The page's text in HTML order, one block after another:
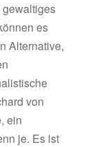
es
Alternative,
von
ein
je. Es ist